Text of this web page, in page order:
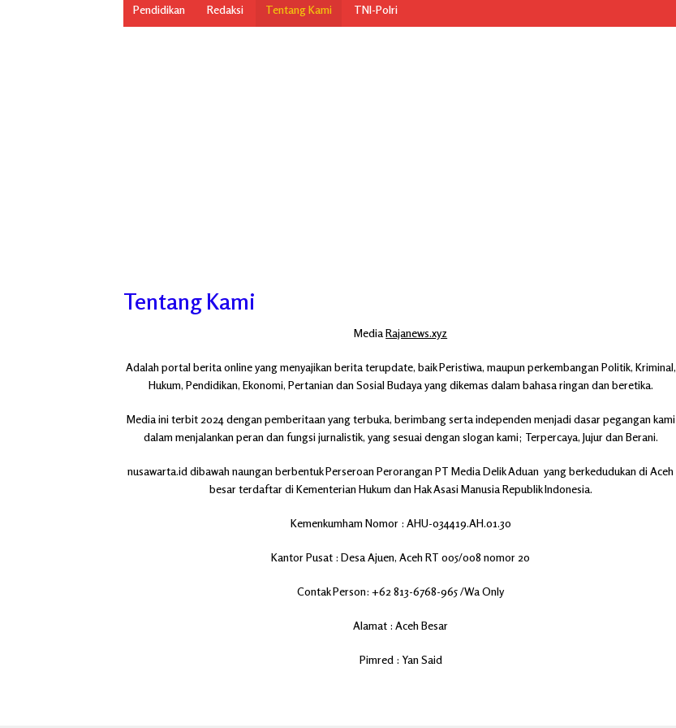
Pendidikan Redaksi Tentang Kami TNI-Polri
Tentang Kami
MediaRajanews.xyz
Adalah portal berita online yang menyajikan berita terupdate, baik Peristiwa, maupun perkembangan Politik, Kriminal,
Hukum, Pendidikan, Ekonomi, Pertanian dan Sosial Budaya yang dikemas dalam bahasa ringan dan beretika.
Media ini terbit 2024 dengan pemberitaan yang terbuka, berimbang serta independen menjadi dasar pegangan kami
dalam menjalankan peran dan fungsi jurnalistik, yang sesuai dengan slogan kami; Terpercaya, Jujur dan Berani.
nusawarta.id dibawah naungan berbentuk Perseroan PeroranganPT Media Delik Aduan yang berkedudukan di Aceh
besar terdaftar di Kementerian Hukum dan Hak Asasi Manusia Republik Indonesia.
Kemenkumham Nomor : AHU-034419.AH.01.30
Kantor Pusat : Desa Ajuen, Aceh RT 005/008 nomor 20
Contak Person: +62 813-6768-965 /Wa Only
Alamat : Aceh Besar
Pimred : Yan Said